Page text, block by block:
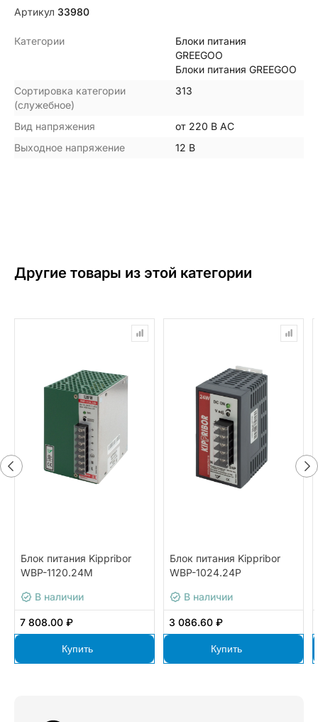
Артикул 33980
Категории
Блоки питания
GREEGOO
Блоки питания GREEGOO
Сортировка категории
(служебное)
313
Вид напряжения
от 220 В АС
Выходное напряжение
12 В
Другие товары из этой категории
Блок питания Kippribor
WBP-1120.24M
В наличии
7 808.00 ₽
Купить
Блок питания Kippribor
WBP-1024.24P
В наличии
3 086.60 ₽
Купить